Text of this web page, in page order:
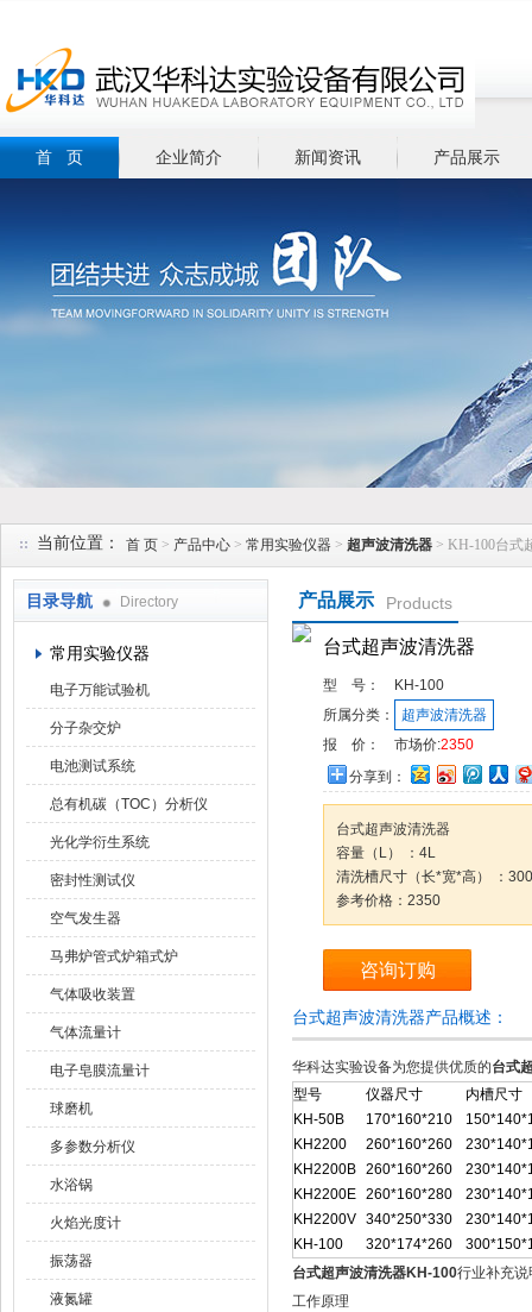
首 页 企业简介 新闻资讯 产品展示
当前位置： 首 页 > 产品中心 > 常用实验仪器 > 超声波清洗器 > KH-100台式
目录导航 Directory
常用实验仪器
电子万能试验机
分子杂交炉
电池测试系统
总有机碳（TOC）分析仪
光化学衍生系统
密封性测试仪
空气发生器
马弗炉管式炉箱式炉
气体吸收装置
气体流量计
电子皂膜流量计
球磨机
多参数分析仪
水浴锅
火焰光度计
振荡器
液氮罐
产品展示 Products
台式超声波清洗器
型 号：
KH-100
所属分类：
超声波清洗器
报 价：
市场价:2350
分享到：
台式超声波清洗器
容量（L） ：4L
清洗槽尺寸（长*宽*高） ：
参考价格：2350
咨询订购
台式超声波清洗器产品概述：
华科达实验设备为您提供优质的台式
型号
仪器尺寸
内槽尺寸
KH-50B
170*160*210
KH2200
260*160*260
KH2200B 260*160*260
KH2200E 260*160*280
KH2200V 340*250*330
KH-100
320*174*260
台式超声波清洗器KH-100行业补充说
工作原理